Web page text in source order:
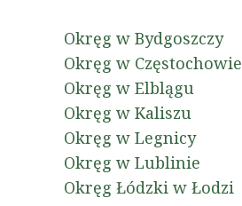
Okręg w Bydgoszczy
Okręg w Częstochowie
Okręg w Elblągu
Okręg w Kaliszu
Okręg w Legnicy
Okręg w Lublinie
Okręg Łódzki w Łodzi